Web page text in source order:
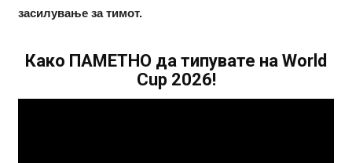
засилување за тимот.
Како ПАМЕТНО да типувате на World
Cup 2026!